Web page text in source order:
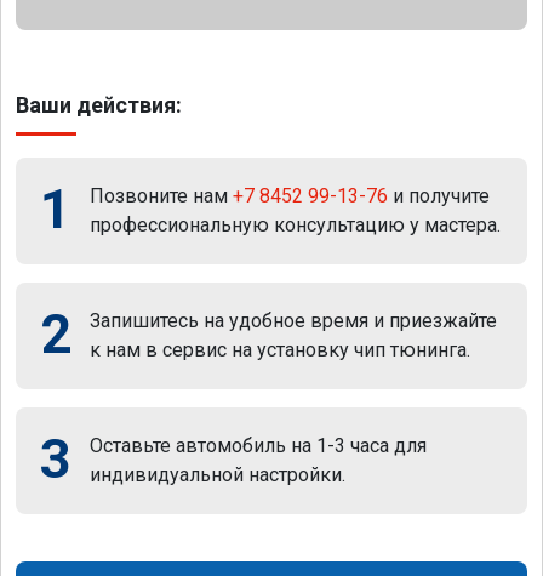
Ваши действия:
1 Позвоните нам +7 8452 99-13-76 и получите
профессиональную консультацию у мастера.
2
Запишитесь на удобное время и приезжайте
к нам в сервис на установку чип тюнинга.
3
Оставьте автомобиль на 1-3 часа для
индивидуальной настройки.